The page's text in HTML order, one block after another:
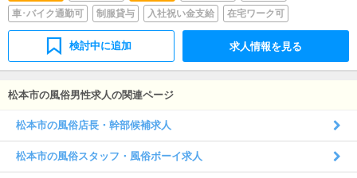
車･バイク通勤可
制服貸与 入社祝い金支給 在宅ワーク可
検討中に追加 求人情報を見る
松本市の風俗男性求人の関連ページ
松本市の風俗店長・幹部候補求人
松本市の風俗スタッフ・風俗ボーイ求人